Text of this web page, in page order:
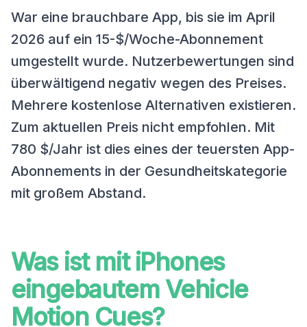
War eine brauchbare App, bis sie im April
2026 auf ein 15-$/Woche-Abonnement
umgestellt wurde. Nutzerbewertungen sind
überwältigend negativ wegen des Preises.
Mehrere kostenlose Alternativen existieren.
Zum aktuellen Preis nicht empfohlen. Mit
780 $/Jahr ist dies eines der teuersten App-
Abonnements in der Gesundheitskategorie
mit großem Abstand.
Was ist mit iPhones
eingebautem Vehicle
Motion Cues?